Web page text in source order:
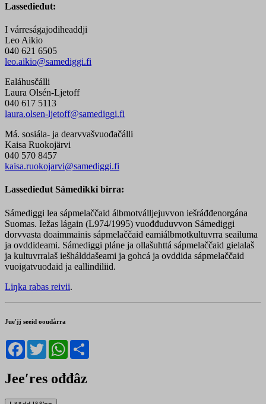
Lassedieđut:
I várreságajođiheaddji
Leo Aikio
040 621 6505
leo.aikio@samediggi.fi
Ealáhusčálli
Laura Olsén-Ljetoff
040 617 5113
laura.olsen-ljetoff@samediggi.fi
Má. sosiála- ja dearvvašvuođačálli
Kaisa Ruokojärvi
040 570 8457
kaisa.ruokojarvi@samediggi.fi
Lassedieđut Sámedikki birra:
Sámediggi lea sápmelaččaid álbmotválljejuvvon iešráđđenorgána
Suomas. Iežas lágain (L974/1995) vuođđuduvvon Sámediggi
dorvvasta doaimmainis sápmelaččaid eamiálbmotkultuvrra seailuma
ja ovddideami. Sámediggi pláne ja ollašuhttá sápmelaččaid gielalaš
ja kultuvrralaš iešhálddašeami ja gohcá ja ovddida sápmelaččaid
vuoigatvuođaid ja eallindiliid.
Liŋka rabas reivii.
Jueʹjj seeid ooudårra
Facebook
TwitterWhatsApp
Jeeʹres ođđâz